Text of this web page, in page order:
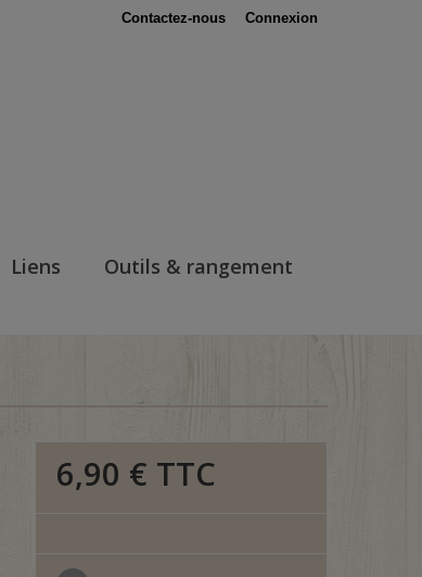
Connexion
Contactez-nous
Liens
Outils & rangement
6,90 € TTC